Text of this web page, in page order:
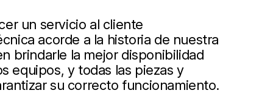
un servicio al cliente
acorde a la historia de nuestra
brindarle la mejor disponibilidad
equipos, y todas las piezas y
su correcto funcionamiento.